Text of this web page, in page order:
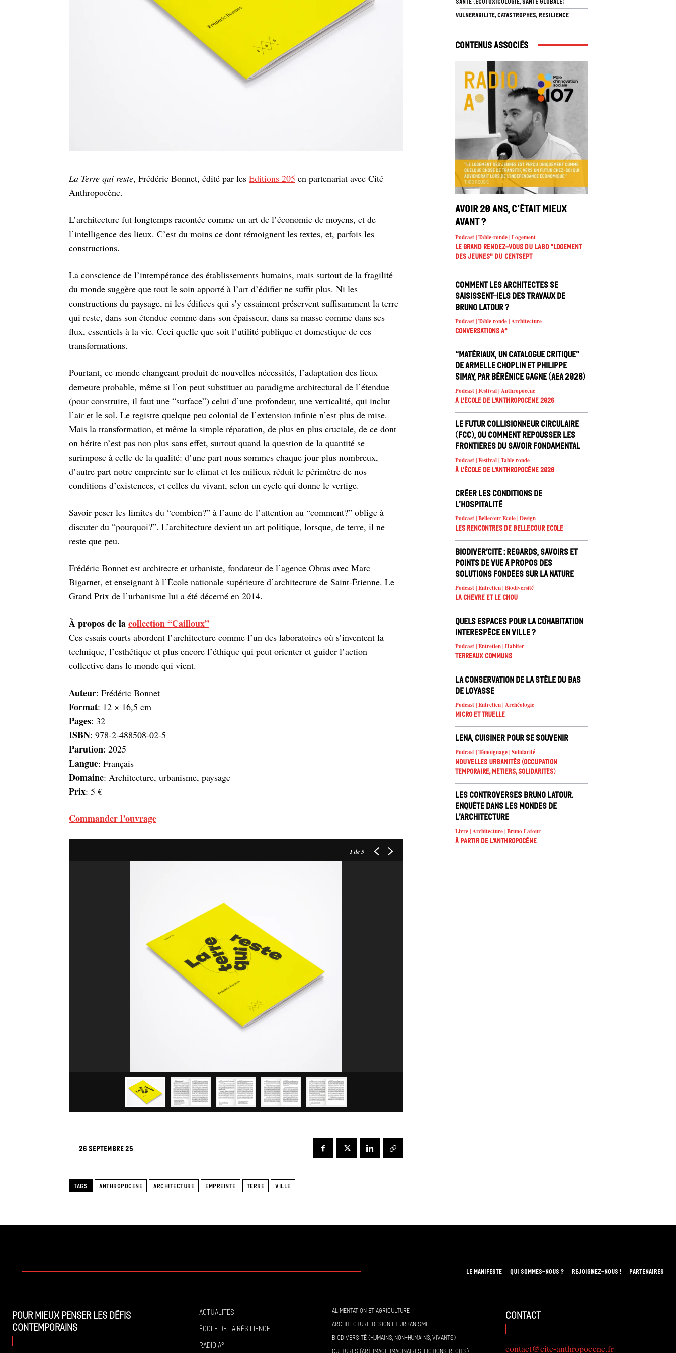
La Terre qui reste, Frédéric Bonnet, édité par les Editions 205 en partenariat avec Cité
Anthropocène.
L’architecture fut longtemps racontée comme un art de l’économie de moyens, et de
l’intelligence des lieux. C’est du moins ce dont témoignent les textes, et, parfois les
constructions.
La conscience de l’intempérance des établissements humains, mais surtout de la fragilité
du monde suggère que tout le soin apporté à l’art d’édifier ne suffit plus. Ni les
constructions du paysage, ni les édifices qui s’y essaiment préservent suffisamment la terre
qui reste, dans son étendue comme dans son épaisseur, dans sa masse comme dans ses
flux, essentiels à la vie. Ceci quelle que soit l’utilité publique et domestique de ces
transformations.
Pourtant, ce monde changeant produit de nouvelles nécessités, l’adaptation des lieux
demeure probable, même si l’on peut substituer au paradigme architectural de l’étendue
(pour construire, il faut une “surface”) celui d’une profondeur, une verticalité, qui inclut
l’air et le sol. Le registre quelque peu colonial de l’extension infinie n’est plus de mise.
Mais la transformation, et même la simple réparation, de plus en plus cruciale, de ce dont
on hérite n’est pas non plus sans effet, surtout quand la question de la quantité se
surimpose à celle de la qualité: d’une part nous sommes chaque jour plus nombreux,
d’autre part notre empreinte sur le climat et les milieux réduit le périmètre de nos
conditions d’existences, et celles du vivant, selon un cycle qui donne le vertige.
Savoir peser les limites du “combien?” à l’aune de l’attention au “comment?” oblige à
discuter du “pourquoi?”. L’architecture devient un art politique, lorsque, de terre, il ne
reste que peu.
Frédéric Bonnet est architecte et urbaniste, fondateur de l’agence Obras avec Marc
Bigarnet, et enseignant à l’École nationale supérieure d’architecture de Saint-Étienne. Le
Grand Prix de l’urba­nisme lui a été décerné en 2014.
À propos de lacollection “Cailloux”
Ces essais courts abordent l’architecture comme l’un des laboratoires où s’inventent la
technique, l’esthétique et plus encore l’éthique qui peut orienter et guider l’action
collective dans le monde qui vient.
Auteur: Frédéric Bonnet
Format: 12 × 16,5 cm
Pages: 32
ISBN: 978-2-488508-02-5
Parution: 2025
Langue: Français
Domaine: Architecture, urbanisme, paysage
Prix: 5 €
Commander l’ouvrage
1de 5
26 septembre 25
TAGS ANTHROPOCENE ARCHITECTURE EMPREINTE TERRE VILLE
VULNÉRABILITÉ, CATASTROPHES, RÉSILIENCE
Contenus associés
Avoir 20 ans, c’était mieux
avant ?
Podcast | Table-ronde | Logement
Le Grand Rendez-vous du Labo "Logement
des jeunes" du Centsept
Comment les architectes se
saisissent-iels des travaux de
Bruno Latour ?
Podcast | Table ronde | Architecture
Conversations A°
“Matériaux, un catalogue critique”
de Armelle Choplin et Philippe
Simay, par Bérénice Gagne (AEA 2026)
Podcast | Festival | Anthropocène
À l'école de l'Anthropocène 2026
Le Futur Collisionneur Circulaire
(FCC), ou comment repousser les
frontières du savoir fondamental
Podcast | Festival | Table ronde
À l'école de l'Anthropocène 2026
Créer les conditions de
l’hospitalité
Podcast | Bellecour Ecole | Design
Les rencontres de Bellecour Ecole
Biodiver’cité : regards, savoirs et
points de vue à propos des
solutions fondées sur la nature
Podcast | Entretien | Biodiversité
La chèvre et le chou
Quels espaces pour la cohabitation
interespèce en ville ?
Podcast | Entretien | Habiter
Terreaux Communs
La conservation de la stèle du Bas
de Loyasse
Podcast | Entretien | Archéologie
Micro et truelle
Lena, cuisiner pour se souvenir
Podcast | Témoignage | Solidarité
Nouvelles urbanités (occupation
temporaire, métiers, solidarités)
Les controverses Bruno Latour.
Enquête dans les mondes de
l’architecture
Livre | Architecture | Bruno Latour
À partir de l'anthropocène
LE MANIFESTE QUI SOMMES-NOUS ? REJOIGNEZ-NOUS ! PARTENAIRES
Pour mieux penser les défis
contemporains
Actualités
École de la résilience
Radio A°
ALIMENTATION ET AGRICULTURE
ARCHITECTURE, DESIGN ET URBANISME
BIODIVERSITÉ (HUMAINS, NON-HUMAINS, VIVANTS)
CULTURES (ART, IMAGE, IMAGINAIRES, FICTIONS, RÉCITS)
contact
contact@cite-anthropocene.fr